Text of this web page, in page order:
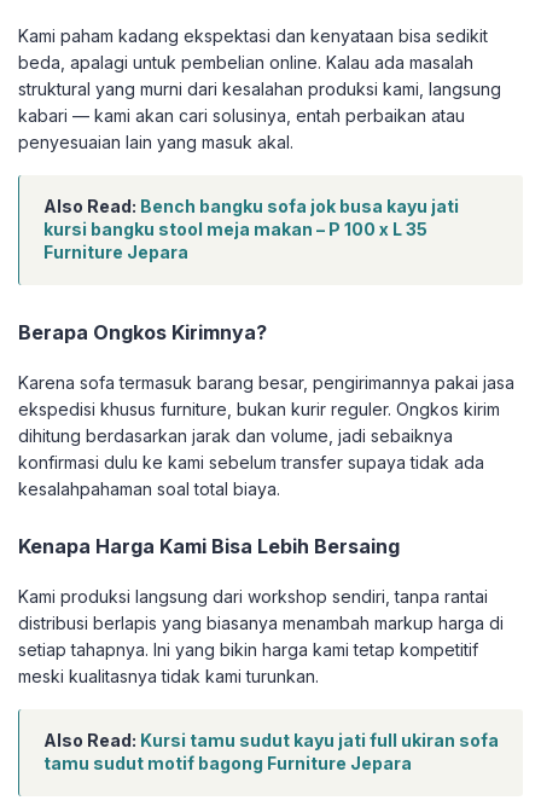
Kami paham kadang ekspektasi dan kenyataan bisa sedikit
beda, apalagi untuk pembelian online. Kalau ada masalah
struktural yang murni dari kesalahan produksi kami, langsung
kabari — kami akan cari solusinya, entah perbaikan atau
penyesuaian lain yang masuk akal.
Also Read: Bench bangku sofa jok busa kayu jati
kursi bangku stool meja makan – P 100 x L 35
Furniture Jepara
Berapa Ongkos Kirimnya?
Karena sofa termasuk barang besar, pengirimannya pakai jasa
ekspedisi khusus furniture, bukan kurir reguler. Ongkos kirim
dihitung berdasarkan jarak dan volume, jadi sebaiknya
konfirmasi dulu ke kami sebelum transfer supaya tidak ada
kesalahpahaman soal total biaya.
Kenapa Harga Kami Bisa Lebih Bersaing
Kami produksi langsung dari workshop sendiri, tanpa rantai
distribusi berlapis yang biasanya menambah markup harga di
setiap tahapnya. Ini yang bikin harga kami tetap kompetitif
meski kualitasnya tidak kami turunkan.
Also Read: Kursi tamu sudut kayu jati full ukiran sofa
tamu sudut motif bagong Furniture Jepara